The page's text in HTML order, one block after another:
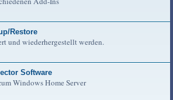
Restore
und wiederhergestellt werden.
Software
Windows Home Server